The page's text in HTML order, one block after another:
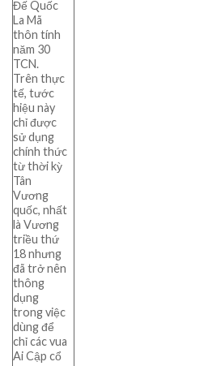
Đế Quốc
La Mã
thôn tính
năm 30
TCN.
Trên thực
tế, tước
hiệu này
chỉ được
sử dụng
chính thức
từ thời kỳ
Tân
Vương
quốc, nhất
là Vương
triều thứ
18 nhưng
đã trở nên
thông
dụng
trong việc
dùng để
chỉ các vua
Ai Cập cổ